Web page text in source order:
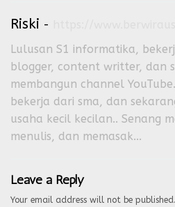
Riski -
Lulusan S1 informatika,
blogger, content writter, dan
membangun channel
bekerja dari sma, dan
usaha kecil kecilan.. Senang
menulis, dan memasak...
Leave a Reply
Your email address will not be published.